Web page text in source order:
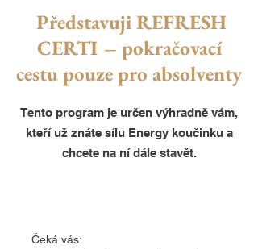
Představuji REFRESH
CERTI – pokračovací
cestu pouze pro absolventy
Tento program je určen výhradně vám,
kteří už znáte sílu Energy koučinku a
chcete na ní dále stavět.
Čeká vás: